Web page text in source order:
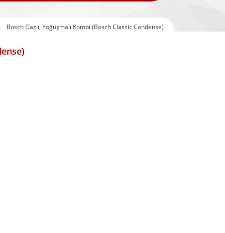
Bosch Gazlı, Yoğuşmalı Kombi (Bosch Classic Condense)